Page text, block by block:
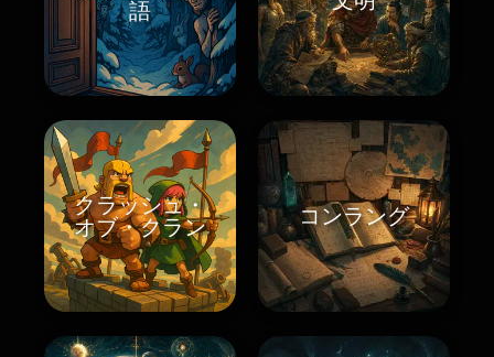
語
クラッシュ・
オブ・クラン
コンラング